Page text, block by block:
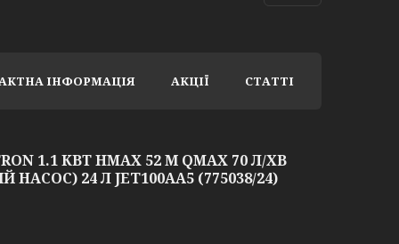
ІНФОРМАЦІЯ АКЦІЇ СТАТТІ
1.1 КВТ HMAX 52 М QMAX 70 Л/ХВ
24 Л JET100AA5 (775038/24)